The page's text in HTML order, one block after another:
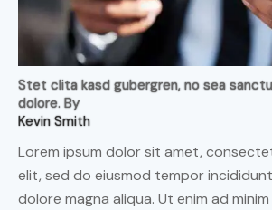
Stet clita kasd gubergren, no sea
dolore. By
Kevin Smith
Lorem ipsum dolor sit amet,
elit, sed do eiusmod tempor
dolore magna aliqua. Ut enim ad